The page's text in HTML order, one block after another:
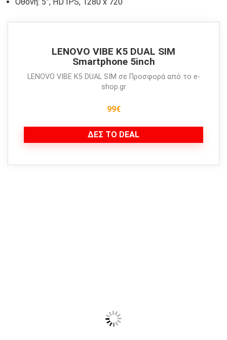
LENOVO VIBE K5 DUAL SIM
Smartphone 5inch
LENOVO VIBE K5 DUAL SIM σε Προσφορά από το e-
shop.gr
99€
ΔΕΣ ΤΟ DEAL